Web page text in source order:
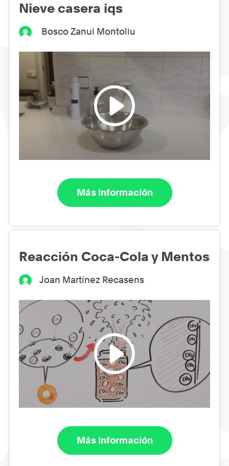
Nieve casera iqs
Bosco Zanui Montoliu
Más información
Reacción Coca-Cola y Mentos
Joan Martínez Recasens
Más información